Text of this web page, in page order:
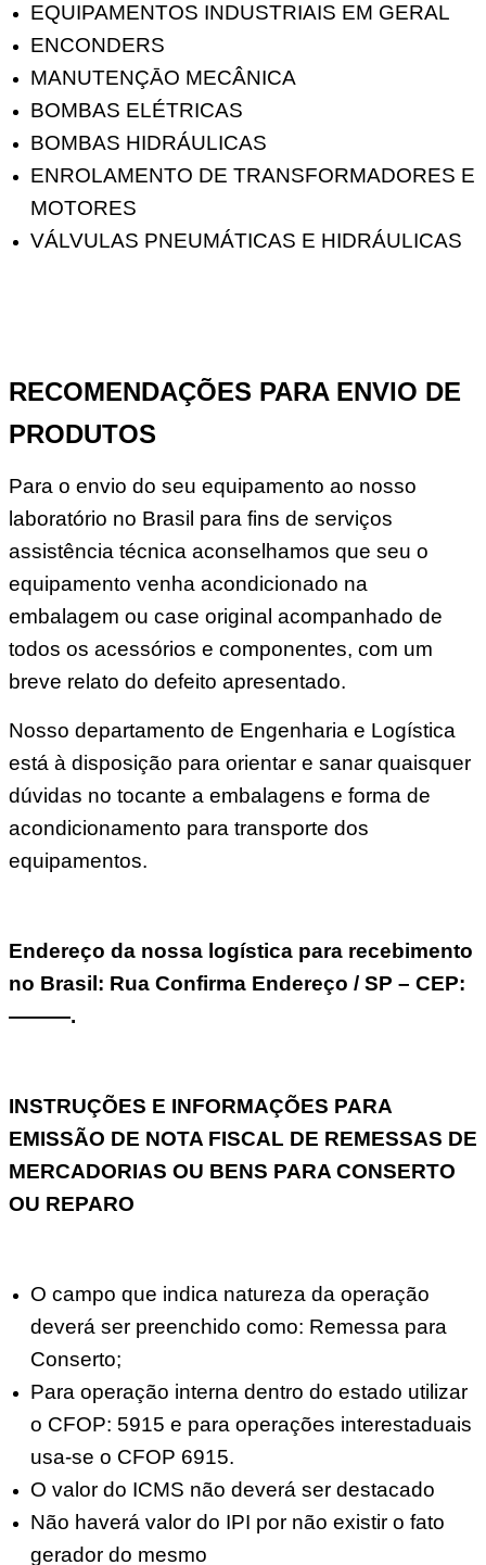
EQUIPAMENTOS INDUSTRIAIS EM GERAL
ENCONDERS
MANUTENÇĀO MECÂNICA
BOMBAS ELÉTRICAS
BOMBAS HIDRÁULICAS
ENROLAMENTO DE TRANSFORMADORES E
MOTORES
VÁLVULAS PNEUMÁTICAS E HIDRÁULICAS
RECOMENDAÇÕES PARA ENVIO DE
PRODUTOS
Para o envio do seu equipamento ao nosso
laboratório no Brasil para fins de serviços
assistência técnica aconselhamos que seu o
equipamento venha acondicionado na
embalagem ou case original acompanhado de
todos os acessórios e componentes, com um
breve relato do defeito apresentado.
Nosso departamento de Engenharia e Logística
está à disposição para orientar e sanar quaisquer
dúvidas no tocante a embalagens e forma de
acondicionamento para transporte dos
equipamentos.
Endereço da nossa logística para recebimento
no Brasil: Rua Confirma Endereço / SP – CEP:
———.
INSTRUÇÕES E INFORMAÇÕES PARA
EMISSÃO DE NOTA FISCAL DE REMESSAS DE
MERCADORIAS OU BENS PARA CONSERTO
OU REPARO
O campo que indica natureza da operação
deverá ser preenchido como: Remessa para
Conserto;
Para operação interna dentro do estado utilizar
o CFOP: 5915 e para operações interestaduais
usa-se o CFOP 6915.
O valor do ICMS não deverá ser destacado
Não haverá valor do IPI por não existir o fato
gerador do mesmo